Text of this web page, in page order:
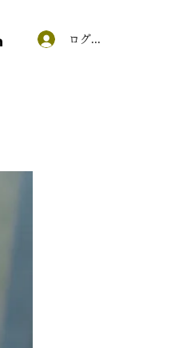
ログイン